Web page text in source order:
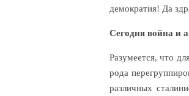
демократия! Да
Сегодня война и
Разумеется, что
рода
различных